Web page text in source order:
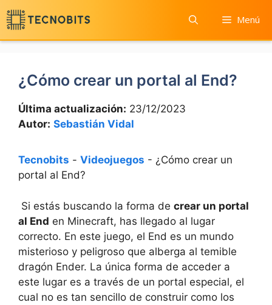
Saltar
al
contenido
Menú
¿Cómo crear un portal al End?
Última actualización: 23/12/2023
Autor: Sebastián Vidal
Tecnobits - Videojuegos - ¿Cómo crear un
portal al End?
⁢ Si⁣ estás ‍buscando la forma‌ de⁤ crear un ‌portal
al ⁤End en ‌Minecraft, has llegado al lugar
correcto. ⁣En este⁢ juego, el End es un mundo
misterioso y peligroso que alberga al temible ​
dragón Ender. La única forma ‌de acceder‍ a
este lugar es a través ⁢de ​un portal especial, el
cual no‌ es tan sencillo de construir como los